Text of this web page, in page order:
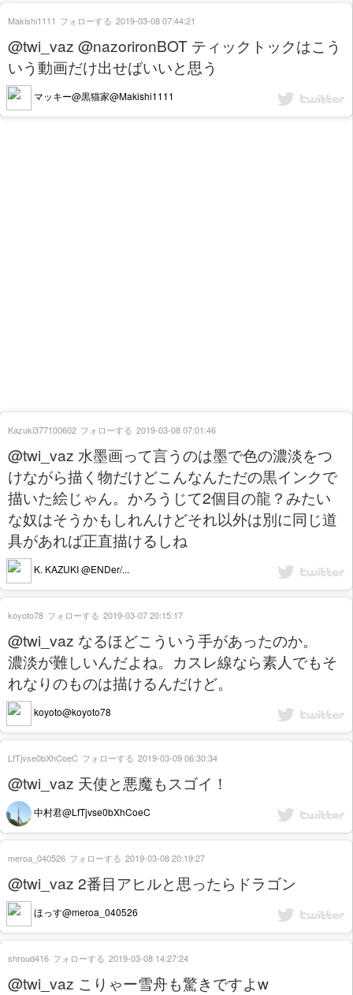
@twi_vaz @nazorironBOT ティックトックはこう
いう動画だけ出せばいいと思う
マッキー@黒猫家@Makishi1111
Makishi1111 フォローする 2019-03-08 07:44:21
@twi_vaz 水墨画って言うのは墨で色の濃淡をつ
けながら描く物だけどこんなんただの黒インクで
描いた絵じゃん。かろうじて2個目の龍？みたい
な奴はそうかもしれんけどそれ以外は別に同じ道
具があれば正直描けるしね
K. KAZUKI @ENDer/...
Kazuki377100602 フォローする 2019-03-08 07:01:46
@twi_vaz なるほどこういう手があったのか。
濃淡が難しいんだよね。カスレ線なら素人でもそ
れなりのものは描けるんだけど。
koyoto@koyoto78
koyoto78 フォローする 2019-03-07 20:15:17
@twi_vaz 天使と悪魔もスゴイ！
中村君@LfTjvse0bXhCoeC
LfTjvse0bXhCoeC フォローする 2019-03-09 06:30:34
@twi_vaz 2番目アヒルと思ったらドラゴン
ほっす@meroa_040526
meroa_040526 フォローする 2019-03-08 20:19:27
@twi_vaz こりゃー雪舟も驚きですよw
shroud416 フォローする 2019-03-08 14:27:24